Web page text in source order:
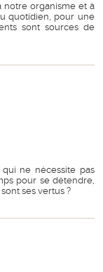
notre organisme et à
quotidien, pour une
sont sources de
ne nécessite pas
pour se détendre,
ses vertus ?